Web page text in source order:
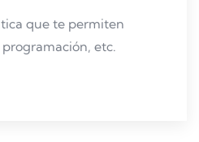
que te permiten
etc.